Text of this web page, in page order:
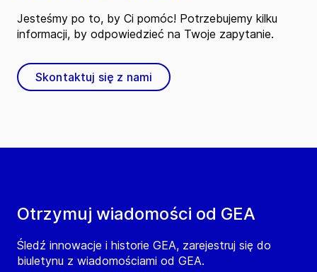
Otrzymuj wiadomości od GEA
Śledź innowacje i historie GEA, zarejestruj się do
biuletynu z wiadomościami od GEA.
Jesteśmy po to, by Ci pomóc! Potrzebujemy kilku
informacji, by odpowiedzieć na Twoje zapytanie.
Skontaktuj się z nami